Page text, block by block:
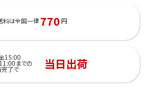
料は全国一律 770 円
15:00
11:00までの
了で 当日出荷